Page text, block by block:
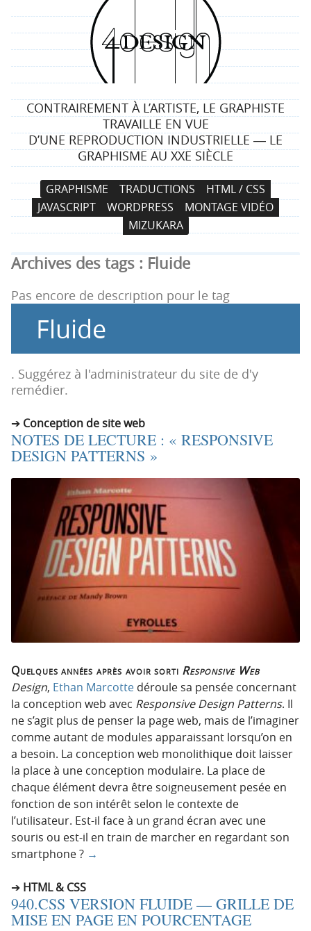
4
d
e
s
i
g
n
CONTRAIREMENT À L’ARTISTE, LE GRAPHISTE
TRAVAILLE EN VUE
D’UNE REPRODUCTION INDUSTRIELLE ― LE
GRAPHISME AU XXE SIÈCLE
N
a
v
i
g
a
t
i
p
i
c
i
p
A
l
l
e
r
a
u
c
t
n
GRAPHISME TRADUCTIONS
HTML / CSS
JAVASCRIPT
WORDPRESS
MONTAGE VIDÉO
MIZUKARA
Archives des tags : Fluide
Pas encore de description pour le tag
Fluide
. Suggérez à l'administrateur du site de d'y
remédier.
Conception de site web
NOTES DE LECTURE : « RESPONSIVE
DESIGN PATTERNS »
Quelques années après avoir sorti Responsive Web
Design, Ethan Marcotte déroule sa pensée concernant
la conception web avec Responsive Design Patterns. Il
ne s’agit plus de penser la page web, mais de l’imaginer
comme autant de modules apparaissant lorsqu’on en
a besoin. La conception web monolithique doit laisser
la place à une conception modulaire. La place de
chaque élément devra être soigneusement pesée en
fonction de son intérêt selon le contexte de
l’utilisateur. Est-il face à un grand écran avec une
souris ou est-il en train de marcher en regardant son
smartphone ? →
HTML & CSS
940.CSS VERSION FLUIDE — GRILLE DE
MISE EN PAGE EN POURCENTAGE